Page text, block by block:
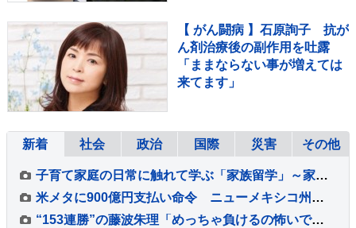
【 がん闘病 】石原詢子 抗が
ん剤治療後の副作用を吐露
「ままならない事が増えては
来てます」
新着 社会 政治 国際 災害 その他
子育て家庭の日常に触れて学ぶ「家族留学」～家庭を持つことに不安を抱く若い世代に寄り添う取り組み～【調査情報デジタル】
米メタに900億円支払い命令 ニューメキシコ州の裁判所 利用時間の制限も要求
“153連勝”の藤波朱理「めっちゃ負けるの怖いです」 フォール負け寸前から掴んだ栄光と、石川佳純に語った本音【バース・デイ】